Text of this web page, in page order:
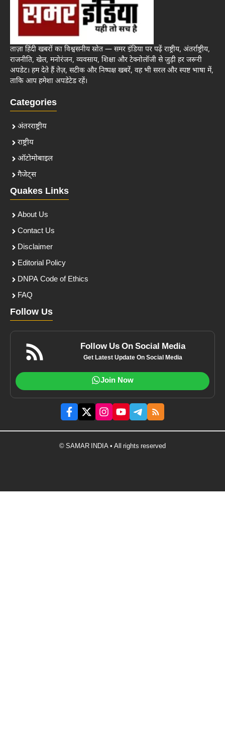
ताज़ा हिंदी खबरों का विश्वसनीय स्रोत — समर इंडिया पर पढ़ें राष्ट्रीय, अंतर्राष्ट्रीय,
राजनीति, खेल, मनोरंजन, व्यवसाय, शिक्षा और टेक्नोलॉजी से जुड़ी हर जरूरी
अपडेट। हम देते हैं तेज़, सटीक और निष्पक्ष खबरें, वह भी सरल और स्पष्ट भाषा में,
ताकि आप हमेशा अपडेटेड रहें।
Categories
अंतरराष्ट्रीय
राष्ट्रीय
ऑटोमोबाइल
गैजेट्स
Quakes Links
About Us
Contact Us
Disclaimer
Editorial Policy
DNPA Code of Ethics
FAQ
Follow Us
Follow Us On Social Media
Get Latest Update On Social Media
Join Now
© SAMAR INDIA • All rights reserved